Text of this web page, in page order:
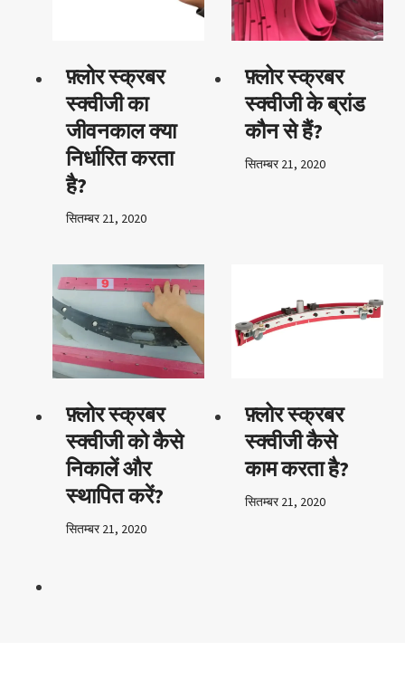
फ़्लोर स्क्रबर
स्क्वीजी का
जीवनकाल क्या
निर्धारित करता
है?
सितम्बर 21, 2020
फ़्लोर स्क्रबर
स्क्वीजी के ब्रांड
कौन से हैं?
सितम्बर 21, 2020
फ़्लोर स्क्रबर
स्क्वीजी को कैसे
निकालें और
स्थापित करें?
सितम्बर 21, 2020
फ़्लोर स्क्रबर
स्क्वीजी कैसे
काम करता है?
सितम्बर 21, 2020